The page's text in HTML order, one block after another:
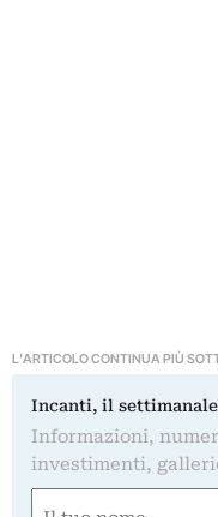
L'ARTICOLO CONTINUA PIÙ
Incanti, il
Informazioni,
investimenti,